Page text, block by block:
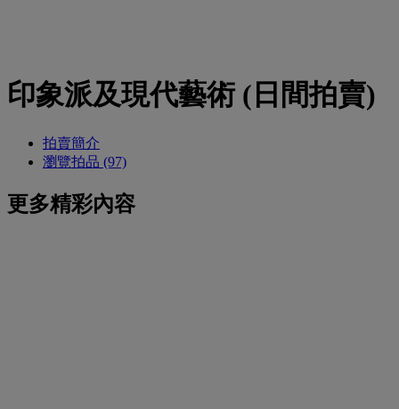
印象派及現代藝術 (日間拍賣)
拍賣簡介
瀏覽拍品 (97)
更多精彩內容